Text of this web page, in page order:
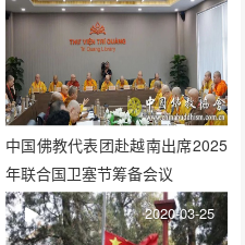
中国佛教代表团赴越南出席2025
年联合国卫塞节筹备会议
2020-03-25